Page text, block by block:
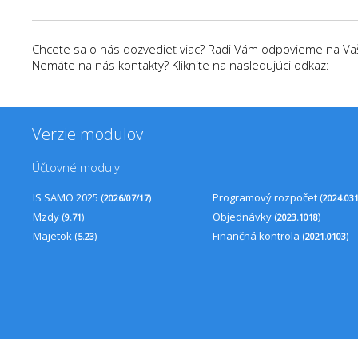
Chcete sa o nás dozvedieť viac? Radi Vám odpovieme na
Nemáte na nás kontakty? Kliknite na nasledujúci odkaz:
Verzie modulov
Účtovné moduly
IS SAMO 2025 (2026/07/17) Programový rozpočet (
Mzdy (9.71) Objednávky (2023.1018)
Majetok (5.23) Finančná kontrola (2021.0103)